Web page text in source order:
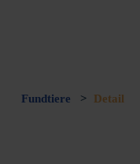
Fundtiere > Detail